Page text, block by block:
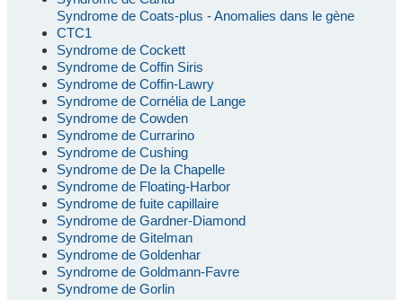
Syndrome de Coats-plus - Anomalies dans le gène
CTC1
Syndrome de Cockett
Syndrome de Coffin Siris
Syndrome de Coffin-Lawry
Syndrome de Cornélia de Lange
Syndrome de Cowden
Syndrome de Currarino
Syndrome de Cushing
Syndrome de De la Chapelle
Syndrome de Floating-Harbor
Syndrome de fuite capillaire
Syndrome de Gardner-Diamond
Syndrome de Gitelman
Syndrome de Goldenhar
Syndrome de Goldmann-Favre
Syndrome de Gorlin